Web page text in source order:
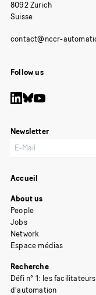
8092 Zurich
Suisse
Follow us
Newsletter
Accueil
About us
People
Jobs
Network
Espace médias
Recherche
Défi n° 1: les facilitateurs
d’automation